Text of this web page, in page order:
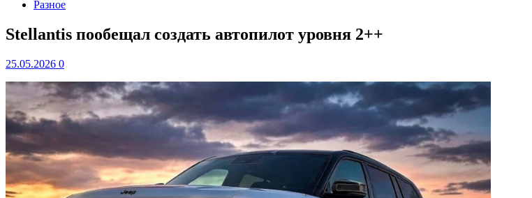
Разное
Stellantis пообещал создать автопилот уровня 2++
25.05.2026 0